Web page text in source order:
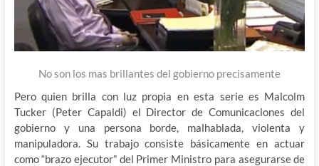
No son los mas brillantes del gobierno precisamente
Pero quien brilla con luz propia en esta serie es Malcolm
Tucker (Peter Capaldi) el Director de Comunicaciones del
gobierno y una persona borde, malhablada, violenta y
manipuladora. Su trabajo consiste básicamente en actuar
como “brazo ejecutor” del Primer Ministro para asegurarse de